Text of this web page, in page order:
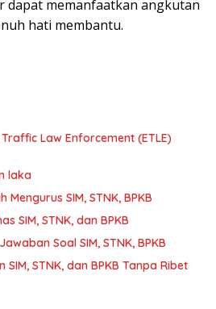
dapat memanfaatkan angkutan
hati membantu.
Law Enforcement (ETLE)
laka
SIM, STNK, BPKB
SIM, STNK, dan BPKB
Soal SIM, STNK, BPKB
STNK, dan BPKB Tanpa Ribet